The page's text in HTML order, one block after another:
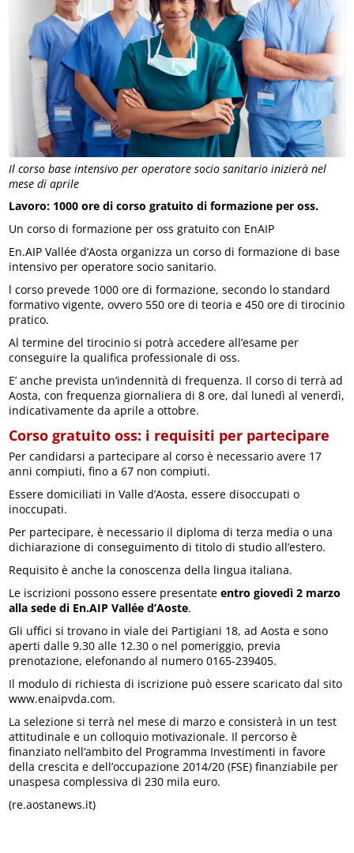
Il corso base intensivo per operatore socio sanitario inizierà nel
mese di aprile
Lavoro: 1000 ore di corso gratuito di formazione per oss.
Un corso di formazione per oss gratuito con EnAIP
En.AIP Vallée d’Aosta organizza un corso di formazione di base
intensivo per operatore socio sanitario.
l corso prevede 1000 ore di formazione, secondo lo standard
formativo vigente, ovvero 550 ore di teoria e 450 ore di tirocinio
pratico.
Al termine del tirocinio si potrà accedere all’esame per
conseguire la qualifica professionale di oss.
E’ anche prevista un’indennità di frequenza. Il corso di terrà ad
Aosta, con frequenza giornaliera di 8 ore, dal lunedì al venerdì,
indicativamente da aprile a ottobre.
Corso gratuito oss: i requisiti per partecipare
Per candidarsi a partecipare al corso è necessario avere 17
anni compiuti, fino a 67 non compiuti.
Essere domiciliati in Valle d’Aosta, essere disoccupati o
inoccupati.
Per partecipare, è necessario il diploma di terza media o una
dichiarazione di conseguimento di titolo di studio all’estero.
Requisito è anche la conoscenza della lingua italiana.
Le iscrizioni possono essere presentateentro giovedì 2 marzo
alla sede di En.AIP Vallée d’Aoste.
Gli uffici si trovano in viale dei Partigiani 18, ad Aosta e sono
aperti dalle 9.30 alle 12.30 o nel pomeriggio, previa
prenotazione, elefonando al numero 0165-239405.
Il modulo di richiesta di iscrizione può essere scaricato dal sito
www.enaipvda.com.
La selezione si terrà nel mese di marzo e consisterà in un test
attitudinale e un colloquio motivazionale. Il percorso è
finanziato nell’ambito del Programma Investimenti in favore
della crescita e dell’occupazione 2014/20 (FSE) finanziabile per
unaspesa complessiva di 230 mila euro.
(re.aostanews.it)